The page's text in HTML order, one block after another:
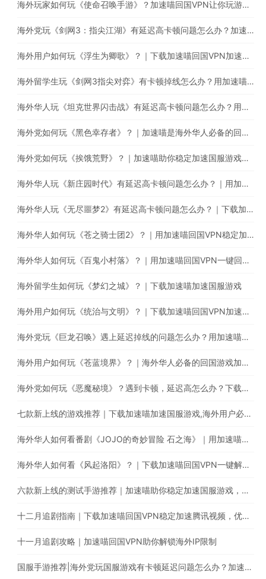
海外玩家如何玩《使命召唤手游》？加速喵回国VPN让你玩游戏的同时直播听音乐
海外党玩《剑网3：指尖江湖》有延迟高卡顿问题怎么办？加速喵助你稳定加速国服游戏
海外用户如何玩《浮生为卿歌》？｜下载加速喵回国VPN加速国服游戏减少卡顿延迟问题
海外留学生玩《剑网3指尖对弈》有卡顿掉线怎么办？用加速喵一键回国稳定加速
海外华人玩《坦克世界闪击战》有延迟高卡顿问题怎么办？用加速喵一键回国稳定加速
海外党如何玩《黑色幸存者》？｜加速喵是海外华人必备的回国游戏加速器
海外党如何玩《挨饿荒野》？｜加速喵助你稳定加速国服游戏，减少延迟卡顿问题
海外华人玩《新庄园时代》有延迟高卡顿问题怎么办？｜用加速喵一键回国稳定加速国服游戏
海外华人玩《无尽噩梦2》有延迟高卡顿问题怎么办？｜下载加速喵回国VPN提升游戏体验
海外华人如何玩《苍之骑士团2》？｜用加速喵回国VPN稳定加速国服游戏
海外华人如何玩《百鬼小村落》？｜用加速喵回国VPN一键回国游戏加速
海外留学生如何玩《梦幻之城》？｜下载加速喵加速国服游戏
海外用户如何玩《统治与文明》？｜下载加速喵回国VPN加速国服游戏减少卡顿延迟问题
海外党玩《巨龙召唤》遇上延迟掉线的问题怎么办？用加速喵一键回国稳定加速
海外用户如何玩《苍蓝境界》？｜海外华人必备的回国游戏加速器
海外党如何玩《恶魔秘境》？遇到卡顿，延迟高怎么办？下载加速喵稳定加速国服游戏
七款新上线的游戏推荐｜下载加速喵加速国服游戏,海外用户必备的回国加速器
海外华人如何看番剧《JOJO的奇妙冒险 石之海》｜用加速喵回国VPN解锁哔哩哔哩地域限制
海外华人如何看《风起洛阳》？｜下载加速喵回国VPN一键解锁海外IP限制
六款新上线的测试手游推荐｜加速喵助你稳定加速国服游戏，减少延迟卡顿问题
十二月追剧指南｜下载加速喵回国VPN稳定加速腾讯视频，优酷，爱奇艺，芒果TV等平台
十一月追剧攻略｜加速喵回国VPN助你解锁海外IP限制
国服手游推荐|海外党玩国服游戏有卡顿延迟问题怎么办？加速喵回国VPN助你稳定加速国服游戏